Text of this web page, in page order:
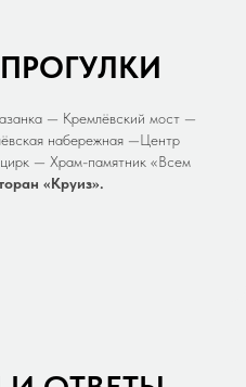
— Кремлёвский мост —
набережная —Центр
— Храм-памятник «Всем
«Круиз».